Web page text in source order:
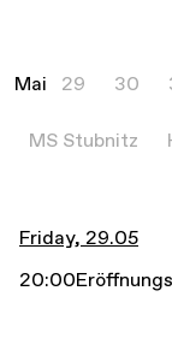
Mai 29 30
MS Stubnitz
Friday, 29.05
20:00